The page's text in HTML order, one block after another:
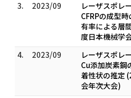
3.
2023/09
レーザスポレ
CFRPの成型
有率による層
度日本機械学
4.
2023/09
レーザスポレ
Cu添加炭素鋼
着性状の推定
会年次大会)